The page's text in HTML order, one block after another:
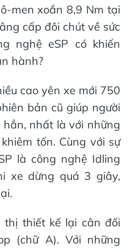
men xoắn 8,9 Nm tại
cấp đôi chút về sức
nghệ eSP có khiến
hành?
cao yên xe mới 750
bản cũ giúp người
nhất là với những
tốn. Cùng với sự
là công nghệ Idling
xe dừng quá 3 giây,
thị thiết kế lại cân đối
(chữ A). Với những